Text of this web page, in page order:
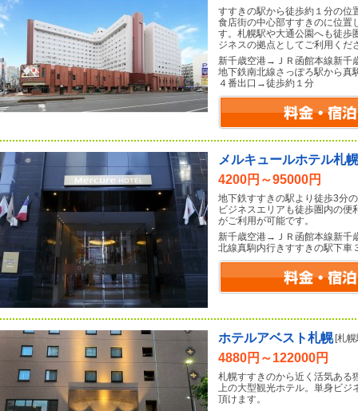
すすきの駅から徒歩約１分の位
食店街の中心部すすきのに位置
す。札幌駅や大通公園へも徒歩
ジネスの拠点としてご利用くだ
新千歳空港→ＪＲ函館本線新千
地下鉄南北線さっぽろ駅から真
４番出口→徒歩約１分
メルキュールホテル札幌
4200円～95000円
地下鉄すすきの駅より徒歩3分
ビジネスエリアも徒歩圏内の
がご利用が可能です。
新千歳空港→ＪＲ函館本線新千
北線真駒内行きすすきの駅下
ホテルアベスト札幌 [札
4880円～122000円
札幌すすきのから近く活気ある
上の大型観光ホテル。単身ビジ
頂けます。